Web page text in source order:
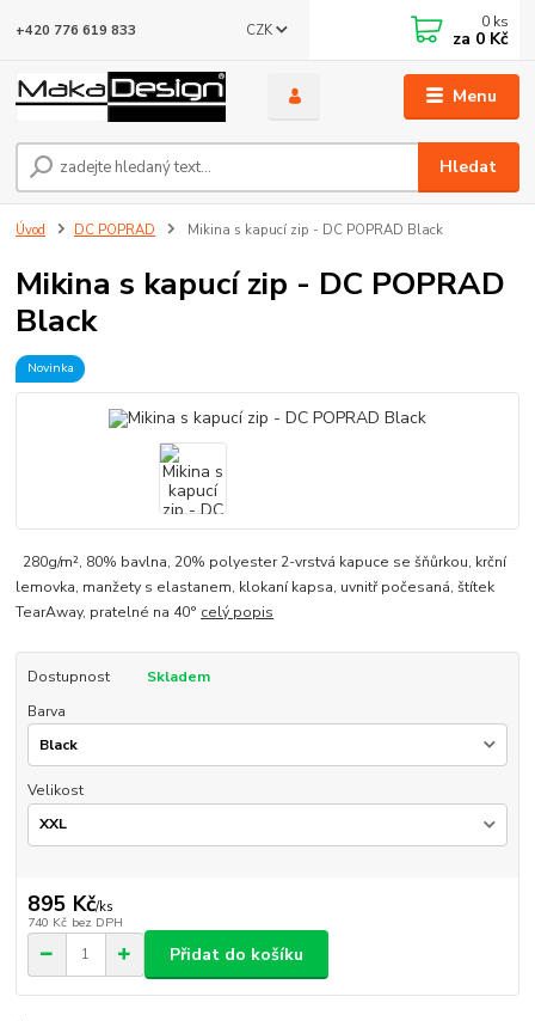
Menu
CZK
Hledat
+420 776 619 833 0 ks
za 0 Kč
Úvod DC POPRAD Mikina s kapucí zip - DC POPRAD Black
Mikina s kapucí zip - DC POPRAD
Black
Novinka
280g/m², 80% bavlna, 20% polyester 2-vrstvá kapuce se šňůrkou, krční
lemovka, manžety s elastanem, klokaní kapsa, uvnitř počesaná, štítek
TearAway, pratelné na 40° celý popis
Dostupnost
Skladem
Barva
Velikost
895 Kč/ks
740 Kč bez DPH
Přidat do košíku